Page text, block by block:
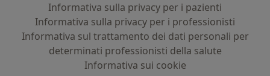
Informativa sulla privacy per i pazienti
Informativa sulla privacy per i professionisti
Informativa sul trattamento dei dati personali per
determinati professionisti della salute
Informativa sui cookie